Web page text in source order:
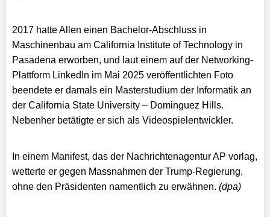
2017 hatte Allen einen Bachelor-Abschluss in
Maschinenbau am California Institute of Technology in
Pasadena erworben, und laut einem auf der Networking-
Plattform LinkedIn im Mai 2025 veröffentlichten Foto
beendete er damals ein Masterstudium der Informatik an
der California State University – Dominguez Hills.
Nebenher betätigte er sich als Videospielentwickler.
In einem Manifest, das der Nachrichtenagentur AP vorlag,
wetterte er gegen Massnahmen der Trump-Regierung,
ohne den Präsidenten namentlich zu erwähnen. (dpa)